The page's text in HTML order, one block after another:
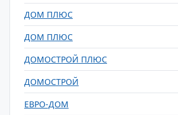
ДОМ ПЛЮС
ДОМ ПЛЮС
ДОМОСТРОЙ ПЛЮС
ДОМОСТРОЙ
ЕВРО-ДОМ